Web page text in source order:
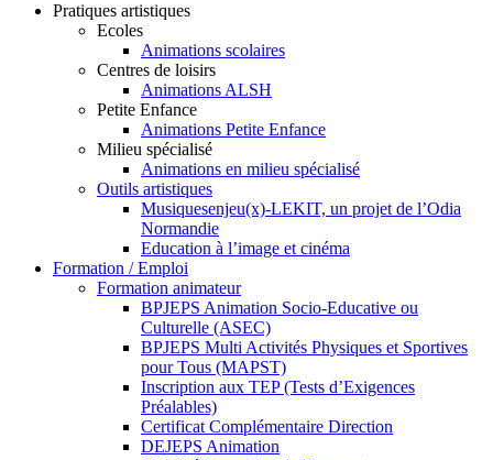
Pratiques artistiques
Ecoles
Animations scolaires
Centres de loisirs
Animations ALSH
Petite Enfance
Animations Petite Enfance
Milieu spécialisé
Animations en milieu spécialisé
Outils artistiques
Musiquesenjeu(x)-LEKIT, un projet de l’Odia
Normandie
Education à l’image et cinéma
Formation / Emploi
Formation animateur
BPJEPS Animation Socio-Educative ou
Culturelle (ASEC)
BPJEPS Multi Activités Physiques et Sportives
pour Tous (MAPST)
Inscription aux TEP (Tests d’Exigences
Préalables)
Certificat Complémentaire Direction
DEJEPS Animation